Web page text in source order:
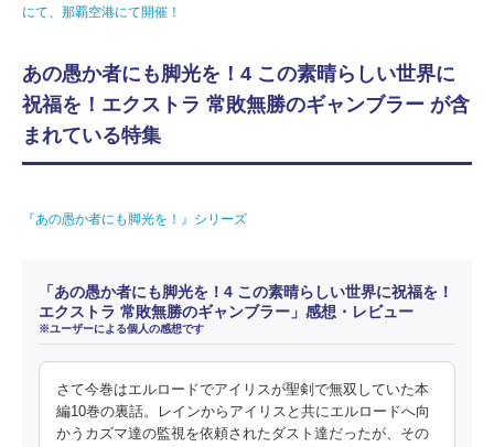
にて、那覇空港にて開催！
あの愚か者にも脚光を！4 この素晴らしい世界に
祝福を！エクストラ 常敗無勝のギャンブラー が含
まれている特集
『あの愚か者にも脚光を！』シリーズ
「あの愚か者にも脚光を！4 この素晴らしい世界に祝福を！
エクストラ 常敗無勝のギャンブラー」感想・レビュー
※ユーザーによる個人の感想です
さて今巻はエルロードでアイリスが聖剣で無双していた本
編10巻の裏話。レインからアイリスと共にエルロードへ向
かうカズマ達の監視を依頼されたダスト達だったが、その